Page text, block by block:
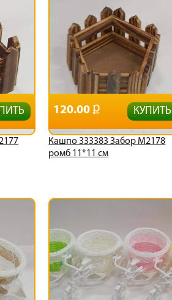
Кашпо 333383 Забор М2178
ромб 11*11 см
120.00 КУПИТЬ